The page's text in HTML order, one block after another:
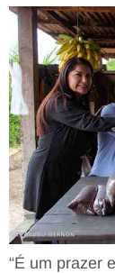
“É um prazer